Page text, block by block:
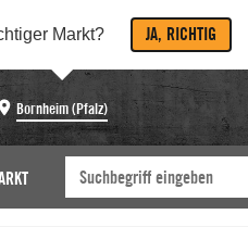
Markt? JA, RICHTIG
Bornheim (Pfalz)